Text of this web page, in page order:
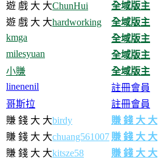
遊 戲 大 大ChunHui 全域版主
遊 戲 大 大hardworking 全域版主
kmga
全域版主
milesyuan
全域版主
小賺
全域版主
linenenil
註冊會員
哥斯拉
註冊會員
賺 錢 大 大birdy 賺 錢 大 大
賺 錢 大 大chuang561007 賺 錢 大 大
賺 錢 大 大kitsze58
賺 錢 大 大